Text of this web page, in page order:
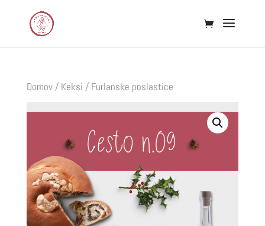
Domov/ Keksi / Furlanske poslastice